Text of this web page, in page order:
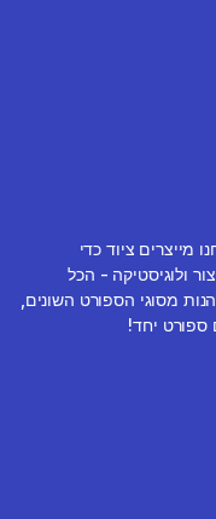
ציוד כדי
ולוגיסטיקה - הכל
מסוגי הספורט השונים,